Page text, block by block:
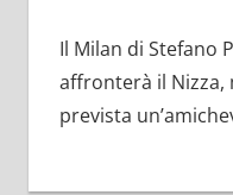
Il Milan di Stefano
affronterà il Nizza,
prevista